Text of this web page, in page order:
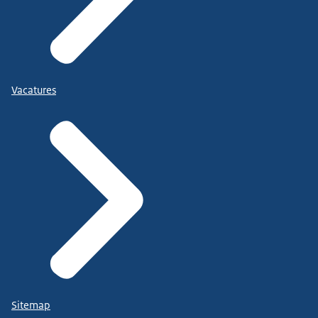
Vacatures
Sitemap